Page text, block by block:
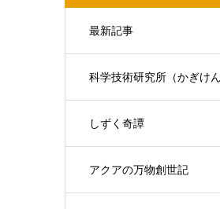
最新記事
科学技術研究所（かぎけん
しずく奇譚
アクアの万物創世記